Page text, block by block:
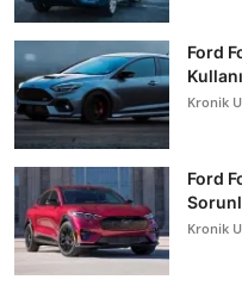
Ford
Kronik
Ford
Kronik